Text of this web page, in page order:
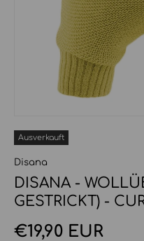
Ausverkauft
Disana
DISANA -
GESTRICKT) -
Normaler Preis
€19,90 EUR